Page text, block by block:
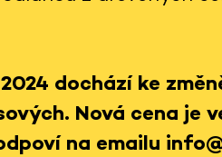
dochází ke
Nová cena je
na emailu